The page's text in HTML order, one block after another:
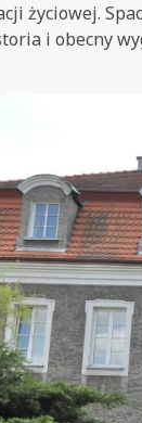
życiowej.
i obecny